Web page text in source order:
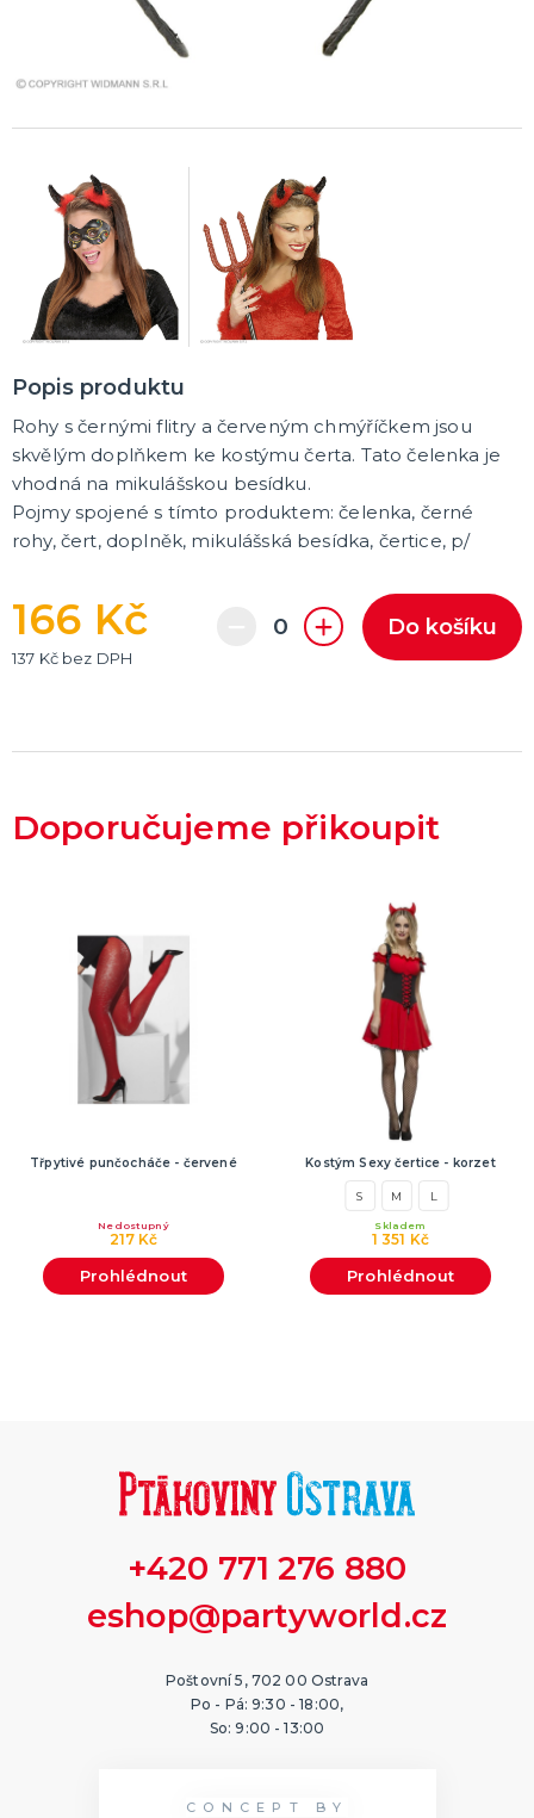
Společenské hry na párty
Strategické deskové hry
Logické hry - pro děti i dospělé
Vědomostní hry - pro dva a více hráčů
Společenské deskové hry pro dva hráče
Erotické deskové hry pro dospělé
Deskové a karetní hry pro děti
Rychlé a zběsilé hry na postřeh!
Sportovní deskové hry
Popis produktu
Rohy s černými flitry a červeným chmýříčkem jsou
skvělým doplňkem ke kostýmu čerta. Tato čelenka je
vhodná na mikulášskou besídku.
Pojmy spojené s tímto produktem: čelenka, černé
rohy, čert, doplněk, mikulášská besídka, čertice, p/
166 Kč
137 Kč bez DPH
Do košíku
Doporučujeme přikoupit
Třpytivé punčocháče - červené
217 Kč
Nedostupný
Prohlédnout
Kostým Sexy čertice - korzet
S M L
1 351 Kč
Skladem
Prohlédnout
+420 771 276 880
eshop@partyworld.cz
Poštovní 5, 702 00 Ostrava
Po - Pá: 9:30 - 18:00,
So: 9:00 - 13:00
CONCEPT BY